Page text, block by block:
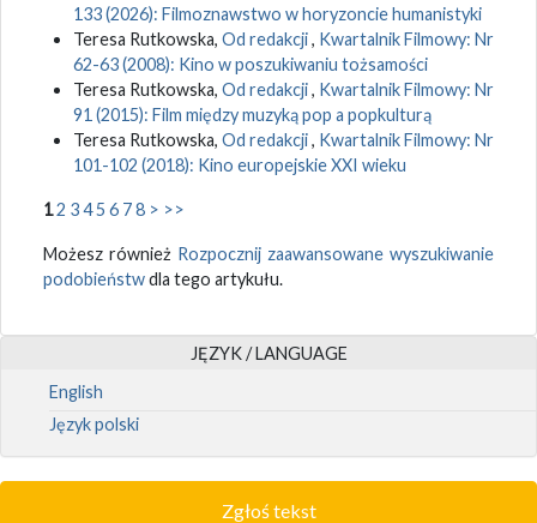
133 (2026): Filmoznawstwo w horyzoncie humanistyki
Teresa Rutkowska, Od redakcji, Kwartalnik Filmowy: Nr
62-63 (2008): Kino w poszukiwaniu tożsamości
Teresa Rutkowska, Od redakcji, Kwartalnik Filmowy: Nr
91 (2015): Film między muzyką pop a popkulturą
Teresa Rutkowska, Od redakcji, Kwartalnik Filmowy: Nr
101-102 (2018): Kino europejskie XXI wieku
12 345 6 78 > >>
Możesz również Rozpocznij zaawansowane wyszukiwanie
podobieństwdla tego artykułu.
JĘZYK / LANGUAGE
English
Język polski
Zgłoś tekst